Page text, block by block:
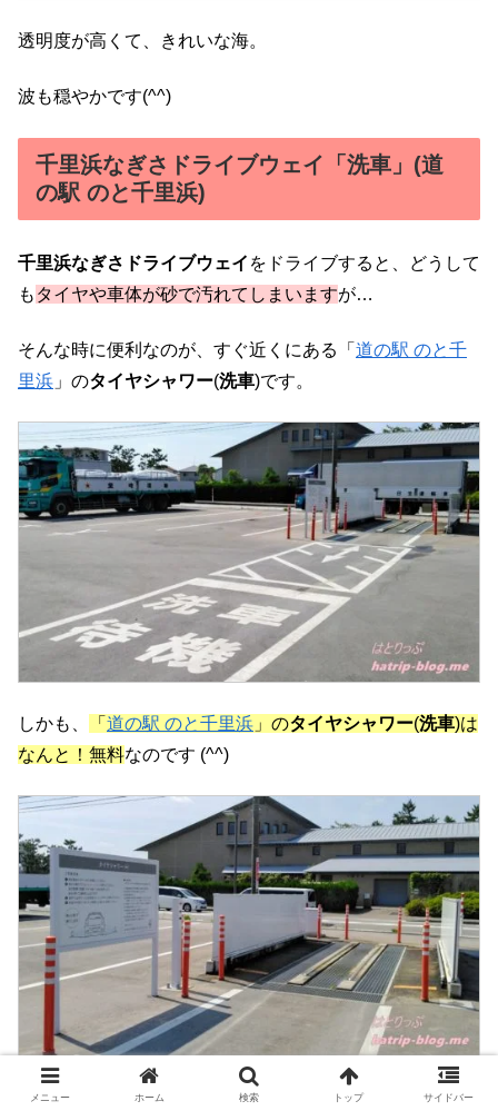
透明度が高くて、きれいな海。
波も穏やかです(^^)
千里浜なぎさドライブウェイ「洗車」(道
の駅 のと千里浜)
千里浜なぎさドライブウェイ をドライブすると、どうして
も タイヤや車体が砂で汚れてしまいますが…
そんな時に便利なのが、すぐ近くにある「 道の駅 のと千
里浜 」のタイヤシャワー(洗車)です。
しかも、 「 道の駅 のと千里浜 」のタイヤシャワー(洗車)は
なんと！無料なのです (^^)
千里浜なぎさドライブウェイのドライブで汚れたタイヤや
メニュー ホーム 検索 トップ サイドバー